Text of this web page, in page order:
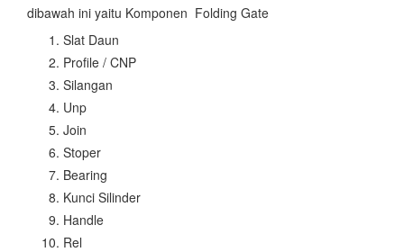
dibawah ini yaitu Komponen Folding Gate
Slat Daun
Profile / CNP
Silangan
Unp
Join
Stoper
Bearing
Kunci Silinder
Handle
Rel